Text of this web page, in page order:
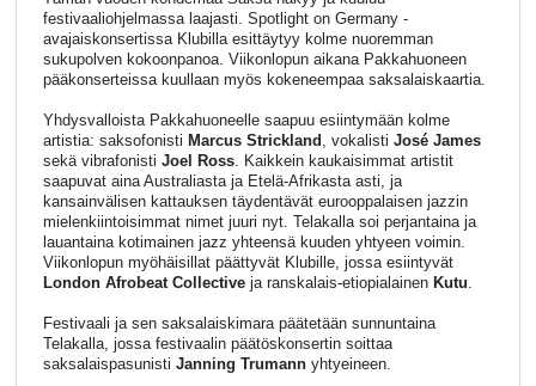
festivaaliohjelmassa laajasti. Spotlight on Germany -
avajaiskonsertissa Klubilla esittäytyy kolme nuoremman
sukupolven kokoonpanoa. Viikonlopun aikana Pakkahuoneen
pääkonserteissa kuullaan myös kokeneempaa saksalaiskaartia.
Yhdysvalloista Pakkahuoneelle saapuu esiintymään kolme
artistia: saksofonisti Marcus Strickland , vokalisti José James
sekä vibrafonisti Joel Ross. Kaikkein kaukaisimmat artistit
saapuvat aina Australiasta ja Etelä-Afrikasta asti, ja
kansainvälisen kattauksen täydentävät eurooppalaisen jazzin
mielenkiintoisimmat nimet juuri nyt. Telakalla soi perjantaina ja
lauantaina kotimainen jazz yhteensä kuuden yhtyeen voimin.
Viikonlopun myöhäisillat päättyvät Klubille, jossa esiintyvät
London Afrobeat Collectiveja ranskalais-etiopialainen Kutu.
Festivaali ja sen saksalaiskimara päätetään sunnuntaina
Telakalla, jossa festivaalin päätöskonsertin soittaa
saksalaispasunisti Janning Trumannyhtyeineen.